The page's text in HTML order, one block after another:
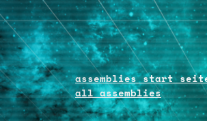
assemblies start
all assemblies